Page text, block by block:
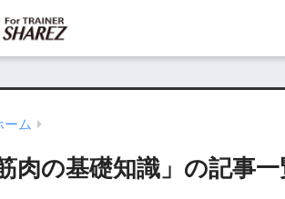
ーム
筋肉の基礎知識」の記事